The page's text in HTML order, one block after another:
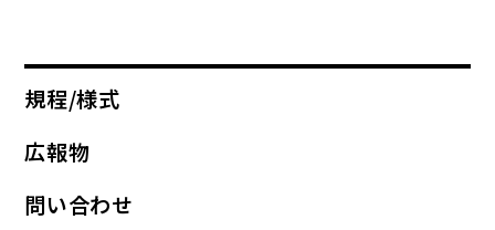
規程/様式
広報物
問い合わせ